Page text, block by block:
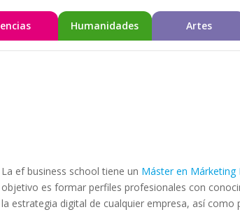
Humanidades Artes
La ef business school tiene un Máster en Márketing
objetivo es formar perfiles profesionales con
la estrategia digital de cualquier empresa, así